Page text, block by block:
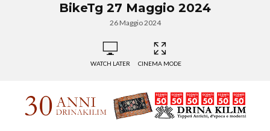
BikeTg 27 Maggio 2024
26 Maggio 2024
WATCH LATER CINEMA MODE